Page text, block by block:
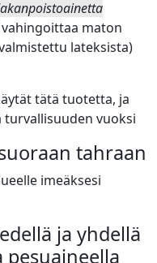
maton
lateksista)
tätä tuotetta, ja
vuoksi
tahraan
imeäksesi
ja yhdellä
pesuaineella